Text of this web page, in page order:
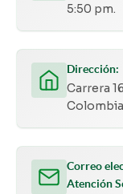
5:50 pm.
Dirección:
Carrera
Colombia
Correo
Atención